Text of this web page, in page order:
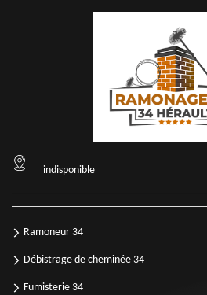
indisponible
Ramoneur 34
Débistrage de cheminée 34
Fumisterie 34